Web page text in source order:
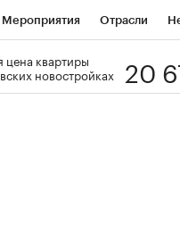
Мероприятия Отрасли
РБК Образование
цена квартиры
новостройках
20